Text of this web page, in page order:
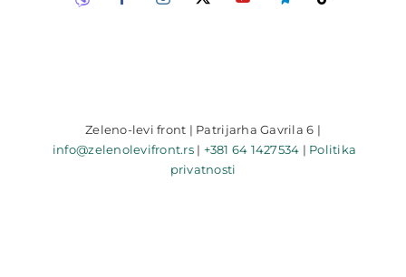
Zeleno-levi front | Patrijarha Gavrila 6 |
info@zelenolevifront.rs| +381 64 1427534 | Politika
privatnosti